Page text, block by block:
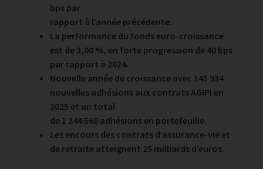
bps par
rapport à l’année précédente.
La performance du fonds euro-croissance
est de 3,00 %, en forte progression de 40 bps
par rapport à 2024.
Nouvelle année de croissance avec 145 934
nouvelles adhésions aux contrats AGIPI en
2025 et un total
de 1 244 568 adhésions en portefeuille.
Les encours des contrats d’assurance-vie et
de retraite atteignent 25 milliards d’euros.